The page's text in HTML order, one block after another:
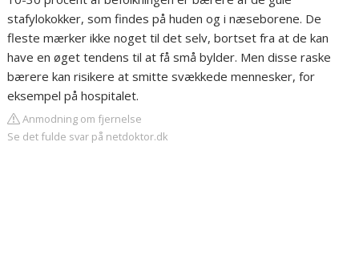
stafylokokker, som findes på huden og i næseborene. De
fleste mærker ikke noget til det selv, bortset fra at de kan
have en øget tendens til at få små bylder. Men disse raske
bærere kan risikere at smitte svækkede mennesker, for
eksempel på hospitalet.
Anmodning om fjernelse
Se det fulde svar på netdoktor.dk